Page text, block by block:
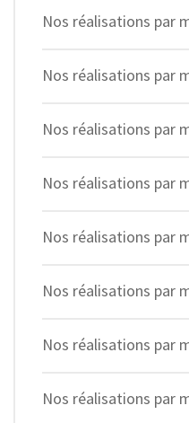
Nos réalisations par
Nos réalisations par
Nos réalisations par
Nos réalisations par
Nos réalisations par
Nos réalisations par
Nos réalisations par
Nos réalisations par